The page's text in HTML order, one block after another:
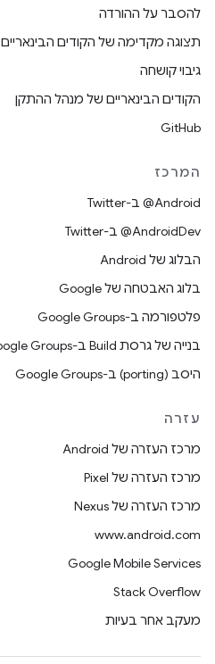
להסבר על ההורדה
תצוגה מקדימה של הקודים הבינאריים
גיבוי קושחה
הקודים הבינאריים של מנהל ההתקן
GitHub
המרכז
‎@Android ב-Twitter
‎@AndroidDev ב-Twitter
הבלוג של Android
בלוג האבטחה של Google
פלטפורמה ב-Google Groups
בנייה של גרסת Build ב-Google Groups
היסב (porting) ב-Google Groups
עזרה
מרכז העזרה של Android
מרכז העזרה של Pixel
מרכז העזרה של Nexus
www.android.com
Google Mobile Services
Stack Overflow
מעקב אחר בעיות